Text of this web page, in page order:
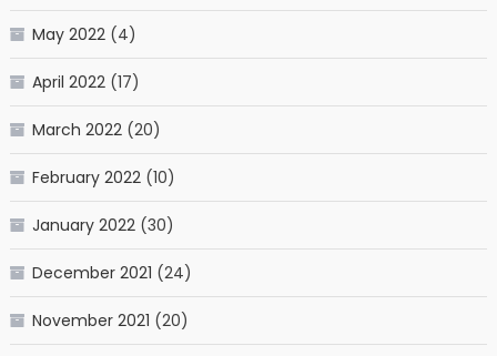
May 2022(4)
April 2022(17)
March 2022(20)
February 2022(10)
January 2022(30)
December 2021 (24)
November 2021 (20)